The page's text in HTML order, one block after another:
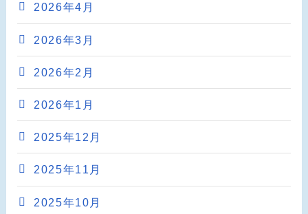
2026年4月
2026年3月
2026年2月
2026年1月
2025年12月
2025年11月
2025年10月